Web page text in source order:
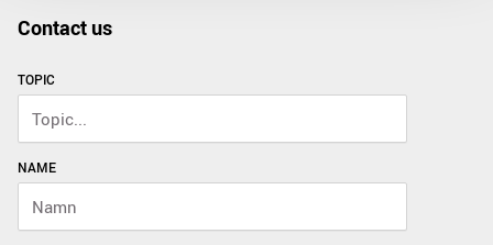
Contact us
TOPIC
NAME